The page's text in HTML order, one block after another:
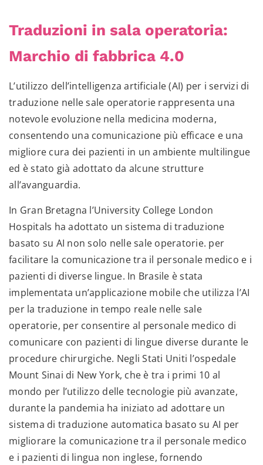
Traduzioni in sala operatoria:
Marchio di fabbrica 4.0
L’utilizzo dell’intelligenza artificiale (AI) per i servizi di
traduzione nelle sale operatorie rappresenta una
notevole evoluzione nella medicina moderna,
consentendo una comunicazione più efficace e una
migliore cura dei pazienti in un ambiente multilingue
ed è stato già adottato da alcune strutture
all’avanguardia.
In Gran Bretagna l’University College London
Hospitals ha adottato un sistema di traduzione
basato su AI non solo nelle sale operatorie. per
facilitare la comunicazione tra il personale medico e i
pazienti di diverse lingue. In Brasile è stata
implementata un’applicazione mobile che utilizza l’AI
per la traduzione in tempo reale nelle sale
operatorie, per consentire al personale medico di
comunicare con pazienti di lingue diverse durante le
procedure chirurgiche. Negli Stati Uniti l’ospedale
Mount Sinai di New York, che è tra i primi 10 al
mondo per l’utilizzo delle tecnologie più avanzate,
durante la pandemia ha iniziato ad adottare un
sistema di traduzione automatica basato su AI per
migliorare la comunicazione tra il personale medico
e i pazienti di lingua non inglese, fornendo